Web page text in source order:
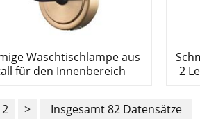
Waschtischlampe aus
für den Innenbereich
2
2 > Insgesamt 82 Datensätze